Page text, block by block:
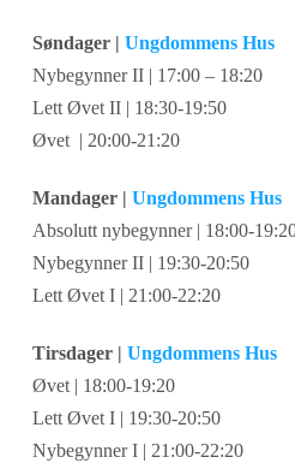
Søndager | Ungdommens Hus
Nybegynner II | 17:00 – 18:20
Lett Øvet II | 18:30-19:50
Øvet | 20:00-21:20
Mandager | Ungdommens Hus
Absolutt nybegynner | 18:00-
Nybegynner II | 19:30-20:50
Lett Øvet I | 21:00-22:20
Tirsdager | Ungdommens Hus
Øvet | 18:00-19:20
Lett Øvet I | 19:30-20:50
Nybegynner I | 21:00-22:20